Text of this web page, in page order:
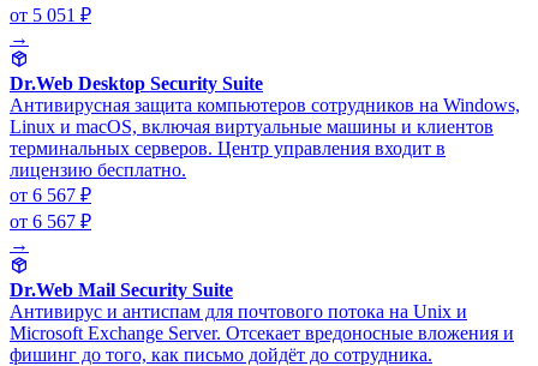
от 5 051 ₽
→
Dr.Web Desktop Security Suite
Антивирусная защита компьютеров сотрудников на Windows,
Linux и macOS, включая виртуальные машины и клиентов
терминальных серверов. Центр управления входит в
лицензию бесплатно.
от 6 567 ₽
от 6 567 ₽
→
Dr.Web Mail Security Suite
Антивирус и антиспам для почтового потока на Unix и
Microsoft Exchange Server. Отсекает вредоносные вложения и
фишинг до того, как письмо дойдёт до сотрудника.